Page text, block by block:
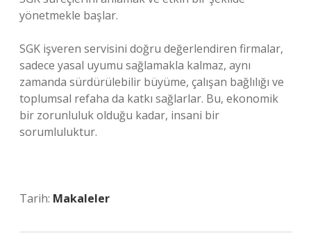
yönetmekle başlar.
SGK işveren servisini doğru değerlendiren firmalar,
sadece yasal uyumu sağlamakla kalmaz, aynı
zamanda sürdürülebilir büyüme, çalışan bağlılığı ve
toplumsal refaha da katkı sağlarlar. Bu, ekonomik
bir zorunluluk olduğu kadar, insani bir
sorumluluktur.
Tarih: Makaleler